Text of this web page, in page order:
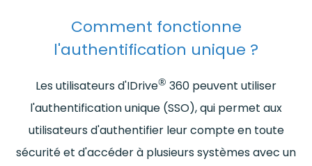
Comment fonctionne
l'authentification unique ?
Les utilisateurs d'IDrive® 360 peuvent utiliser
l'authentification unique (SSO), qui permet aux
utilisateurs d'authentifier leur compte en toute
sécurité et d'accéder à plusieurs systèmes avec un